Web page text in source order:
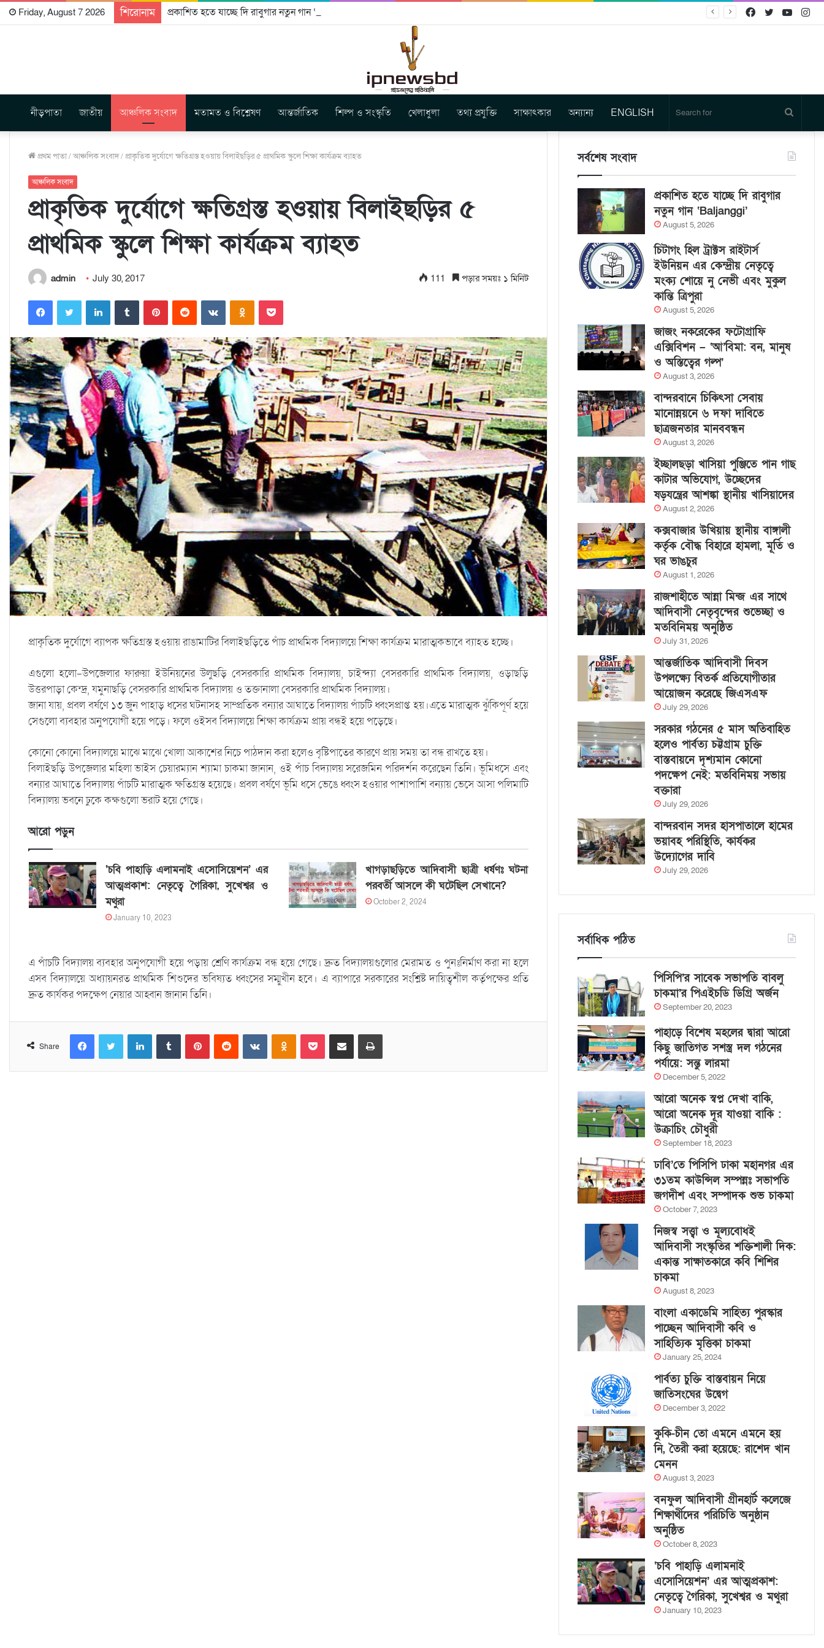
Friday, August 7 2026 শিরোনাম প্রকাশিত হতে যাচ্ছে দি রাবুগার নতুন গান ‘Baljanggi’ Twitter
Facebook
নীড়পাতা জাতীয় আঞ্চলিক সংবাদ মতামত ও বিশ্লেষণ আন্তর্জাতিক শিল্প ও সংস্কৃতি খেলাধুলা তথ্য প্রযুক্তি সাক্ষাৎকার অন্যান্য ENGLISH
for
প্রথম পাতা/আঞ্চলিক সংবাদ/প্রাকৃতিক দুর্যোগে ক্ষতিগ্রস্ত হওয়ায় বিলাইছড়ির ৫ প্রাথমিক স্কুলে শিক্ষা কার্যক্রম ব্যাহত
আঞ্চলিক সংবাদ
প্রাকৃতিক দুর্যোগে ক্ষতিগ্রস্ত হওয়ায় বিলাইছড়ির ৫
প্রাথমিক স্কুলে শিক্ষা কার্যক্রম ব্যাহত
admin July 30, 2017 111 পড়ার সময়ঃ ১ মিনিট
প্রাকৃতিক দুর্যোগে ব্যাপক ক্ষতিগ্রস্ত হওয়ায় রাঙামাটির বিলাইছড়িতে পাঁচ প্রাথমিক বিদ্যালয়ে শিক্ষা কার্যক্রম মারাত্মকভাবে ব্যাহত হচ্ছে।
এগুলো হলো-উপজেলার ফারুয়া ইউনিয়নের উলুছড়ি বেসরকারি প্রাথমিক বিদ্যালয়, চাইন্দ্যা বেসরকারি প্রাথমিক বিদ্যালয়, ওড়াছড়ি
উত্তরপাড়া কেন্দ্র, যমুনাছড়ি বেসরকারি প্রাথমিক বিদ্যালয় ও তক্তানালা বেসরকারি প্রাথমিক বিদ্যালয়।
জানা যায়, প্রবল বর্ষণে ১৩ জুন পাহাড় ধসের ঘটনাসহ সাম্প্রতিক বন্যার আঘাতে বিদ্যালয় পাঁচটি ধ্বংসপ্রাপ্ত হয়।এতে মারাত্মক ঝুঁকিপূর্ণ হয়ে
সেগুলো ব্যবহার অনুপযোগী হয়ে পড়ে। ফলে ওইসব বিদ্যালয়ে শিক্ষা কার্যক্রম প্রায় বন্ধই হয়ে পড়েছে।
কোনো কোনো বিদ্যালয়ে মাঝে মাঝে খোলা আকাশের নিচে পাঠদান করা হলেও বৃষ্টিপাতের কারণে প্রায় সময় তা বন্ধ রাখতে হয়।
বিলাইছড়ি উপজেলার মহিলা ভাইস চেয়ারম্যান শ্যামা চাকমা জানান, ওই পাঁচ বিদ্যালয় সরেজমিন পরিদর্শন করেছেন তিনি। ভূমিধসে এবং
বন্যার আঘাতে বিদ্যালয় পাঁচটি মারাত্মক ক্ষতিগ্রস্ত হয়েছে। প্রবল বর্ষণে ভূমি ধসে ভেঙে ধ্বংস হওয়ার পাশাপাশি বন্যায় ভেসে আসা পলিমাটি
বিদ্যালয় ভবনে ঢুকে কক্ষগুলো ভরাট হয়ে গেছে।
আরো পড়ুন
‘চবি পাহাড়ি এলামনাই এসোসিয়েশন’ এর
আত্মপ্রকাশ: নেতৃত্বে গৈরিকা, সুখেশ্বর ও
মথুরা
January 10, 2023
খাগড়াছড়িতে আদিবাসী ছাত্রী ধর্ষণঃ ঘটনা
পরবর্তী আসলে কী ঘটেছিল সেখানে?
October 2, 2024
এ পাঁচটি বিদ্যালয় ব্যবহার অনুপযোগী হয়ে পড়ায় শ্রেণি কার্যক্রম বন্ধ হয়ে গেছে। দ্রুত বিদ্যালয়গুলোর মেরামত ও পুনঃনির্মাণ করা না হলে
এসব বিদ্যালয়ে অধ্যায়নরত প্রাথমিক শিশুদের ভবিষ্যত ধ্বংসের সম্মুখীন হবে। এ ব্যাপারে সরকারের সংশ্লিষ্ট দায়িত্বশীল কর্তৃপক্ষের প্রতি
দ্রুত কার্যকর পদক্ষেপ নেয়ার আহ্বান জানান তিনি।
Share
সর্বশেষ সংবাদ
প্রকাশিত হতে যাচ্ছে দি রাবুগার
নতুন গান ‘Baljanggi’
August 5, 2026
চিটাগং হিল ট্রাক্টস রাইটার্স
ইউনিয়ন এর কেন্দ্রীয় নেতৃত্বে
মংক্য শোয়ে নু নেভী এবং মুকুল
কান্তি ত্রিপুরা
August 5, 2026
জাজং নকরেকের ফটোগ্রাফি
এক্সিবিশন – ‘আ’বিমা: বন, মানুষ
ও অস্তিত্বের গল্প’
August 3, 2026
বান্দরবানে চিকিৎসা সেবায়
মানোন্নয়নে ৬ দফা দাবিতে
ছাত্রজনতার মানববন্ধন
August 3, 2026
ইচ্ছালছড়া খাসিয়া পুঞ্জিতে পান গাছ
কাটার অভিযোগ, উচ্ছেদের
ষড়যন্ত্রের আশঙ্কা স্থানীয় খাসিয়াদের
August 2, 2026
কক্সবাজার উখিয়ায় স্থানীয় বাঙ্গালী
কর্তৃক বৌদ্ধ বিহারে হামলা, মূর্তি ও
ঘর ভাঙচুর
August 1, 2026
রাজশাহীতে আন্না মিন্জ এর সাথে
আদিবাসী নেতৃবৃন্দের শুভেচ্ছা ও
মতবিনিময় অনুষ্ঠিত
July 31, 2026
আন্তর্জাতিক আদিবাসী দিবস
উপলক্ষ্যে বিতর্ক প্রতিযোগীতার
আয়োজন করেছে জিএসএফ
July 29, 2026
সরকার গঠনের ৫ মাস অতিবাহিত
হলেও পার্বত্য চট্টগ্রাম চুক্তি
বাস্তবায়নে দৃশ্যমান কোনো
পদক্ষেপ নেই: মতবিনিময় সভায়
বক্তারা
July 29, 2026
বান্দরবান সদর হাসপাতালে হামের
ভয়াবহ পরিস্থিতি, কার্যকর
উদ্যোগের দাবি
July 29, 2026
সর্বাধিক পঠিত
পিসিপি’র সাবেক সভাপতি বাবলু
চাকমা’র পিএইচডি ডিগ্রি অর্জন
September 20, 2023
পাহাড়ে বিশেষ মহলের দ্বারা আরো
কিছু জাতিগত সশস্ত্র দল গঠনের
পর্যায়ে: সন্তু লারমা
December 5, 2022
আরো অনেক স্বপ্ন দেখা বাকি,
আরো অনেক দূর যাওয়া বাকি :
উক্রাচিং চৌধুরী
September 18, 2023
ঢাবি’তে পিসিপি ঢাকা মহানগর এর
৩১তম কাউন্সিল সম্পন্নঃ সভাপতি
জগদীশ এবং সম্পাদক শুভ চাকমা
October 7, 2023
নিজস্ব সত্ত্বা ও মূল্যবোধই
আদিবাসী সংস্কৃতির শক্তিশালী দিক:
একান্ত সাক্ষাতকারে কবি শিশির
চাকমা
August 8, 2023
বাংলা একাডেমি সাহিত্য পুরস্কার
পাচ্ছেন আদিবাসী কবি ও
সাহিত্যিক মৃত্তিকা চাকমা
January 25, 2024
পার্বত্য চুক্তি বাস্তবায়ন নিয়ে
জাতিসংঘের উদ্বেগ
December 3, 2022
কুকি-চীন তো এমনে এমনে হয়
নি, তৈরী করা হয়েছে: রাশেদ খান
মেনন
August 3, 2023
বনফুল আদিবাসী গ্রীনহার্ট কলেজে
শিক্ষার্থীদের পরিচিতি অনুষ্ঠান
অনুষ্ঠিত
October 8, 2023
‘চবি পাহাড়ি এলামনাই
এসোসিয়েশন’ এর আত্মপ্রকাশ:
নেতৃত্বে গৈরিকা, সুখেশ্বর ও মথুরা
January 10, 2023